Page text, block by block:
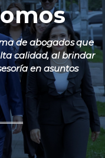
de abogados que
calidad, al brindar
en asuntos